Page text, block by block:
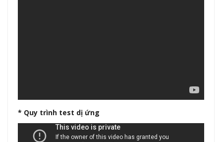
* Quy trình test dị ứng